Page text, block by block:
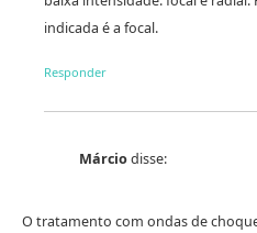
indicada é a focal.
Responder
Márciodisse:
O tratamento com ondas de